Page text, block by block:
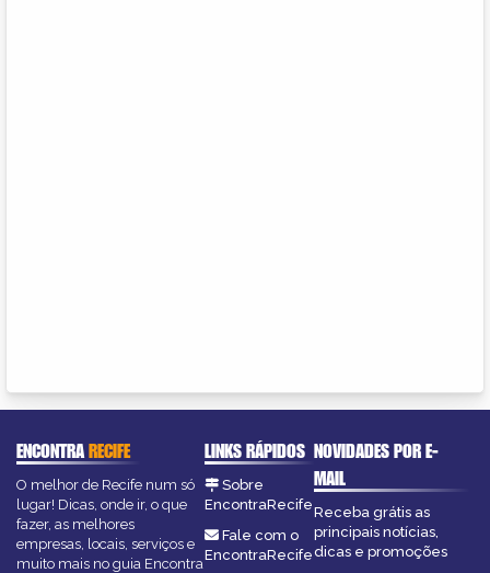
ENCONTRARECIFE
O melhor de Recife num só
lugar! Dicas, onde ir, o que
fazer, as melhores
empresas, locais, serviços e
muito mais no guia Encontra
LINKS RÁPIDOS
Sobre
EncontraRecife
Fale com o
EncontraRecife
NOVIDADES POR E-
MAIL
Receba grátis as
principais notícias,
dicas e promoções